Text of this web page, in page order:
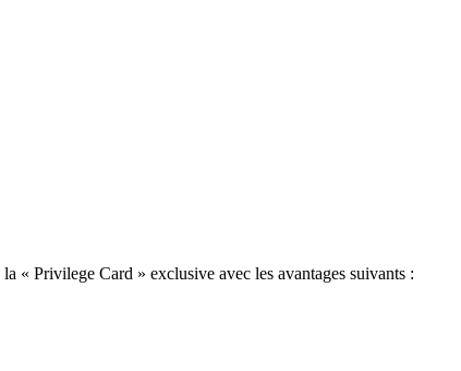
« Privilege Card » exclusive avec les avantages suivants :